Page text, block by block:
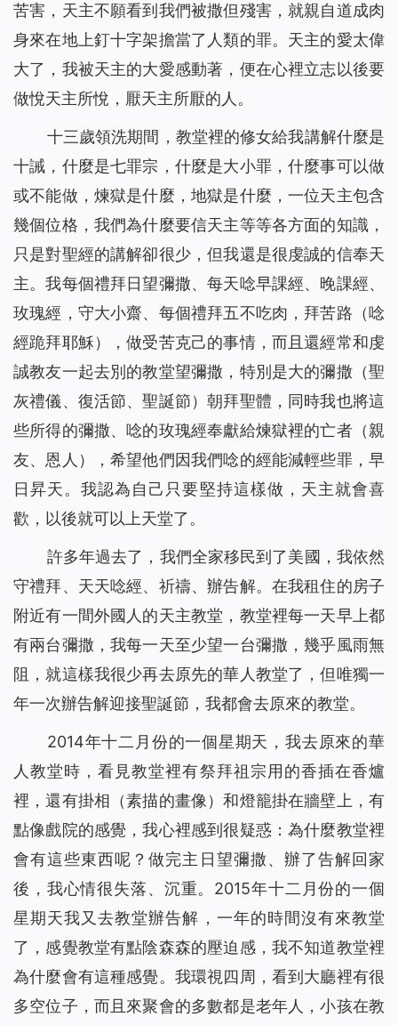
苦害，天主不願看到我們被撒但殘害，就親自道成肉
身來在地上釘十字架擔當了人類的罪。天主的愛太偉
大了，我被天主的大愛感動著，便在心裡立志以後要
做悅天主所悅，厭天主所厭的人。
十三歲領洗期間，教堂裡的修女給我講解什麼是
十誡，什麼是七罪宗，什麼是大小罪，什麼事可以做
或不能做，煉獄是什麼，地獄是什麼，一位天主包含
幾個位格，我們為什麼要信天主等等各方面的知識，
只是對聖經的講解卻很少，但我還是很虔誠的信奉天
主。我每個禮拜日望彌撒、每天唸早課經、晚課經、
玫瑰經，守大小齋、每個禮拜五不吃肉，拜苦路（唸
經跪拜耶穌），做受苦克己的事情，而且還經常和虔
誠教友一起去別的教堂望彌撒，特別是大的彌撒（聖
灰禮儀、復活節、聖誕節）朝拜聖體，同時我也將這
些所得的彌撒、唸的玫瑰經奉獻給煉獄裡的亡者（親
友、恩人），希望他們因我們唸的經能減輕些罪，早
日昇天。我認為自己只要堅持這樣做，天主就會喜
歡，以後就可以上天堂了。
許多年過去了，我們全家移民到了美國，我依然
守禮拜、天天唸經、祈禱、辦告解。在我租住的房子
附近有一間外國人的天主教堂，教堂裡每一天早上都
有兩台彌撒，我每一天至少望一台彌撒，幾乎風雨無
阻，就這樣我很少再去原先的華人教堂了，但唯獨一
年一次辦告解迎接聖誕節，我都會去原來的教堂。
2014年十二月份的一個星期天，我去原來的華
人教堂時，看見教堂裡有祭拜祖宗用的香插在香爐
裡，還有掛相（素描的畫像）和燈籠掛在牆壁上，有
點像戲院的感覺，我心裡感到很疑惑：為什麼教堂裡
會有這些東西呢？做完主日望彌撒、辦了告解回家
後，我心情很失落、沉重。2015年十二月份的一個
星期天我又去教堂辦告解，一年的時間沒有來教堂
了，感覺教堂有點陰森森的壓迫感，我不知道教堂裡
為什麼會有這種感覺。我環視四周，看到大廳裡有很
多空位子，而且來聚會的多數都是老年人，小孩在教